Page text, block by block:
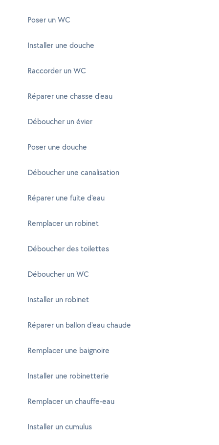
Poser un WC
Installer une douche
Raccorder un WC
Réparer une chasse d'eau
Déboucher un évier
Poser une douche
Déboucher une canalisation
Réparer une fuite d'eau
Remplacer un robinet
Déboucher des toilettes
Déboucher un WC
Installer un robinet
Réparer un ballon d'eau chaude
Remplacer une baignoire
Installer une robinetterie
Remplacer un chauffe-eau
Installer un cumulus